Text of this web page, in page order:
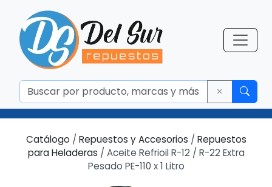
Catálogo / Repuestos y Accesorios / Repuestos
para Heladeras / Aceite Refrioil R-12 / R-22 Extra
Pesado PE-110 x 1 Litro